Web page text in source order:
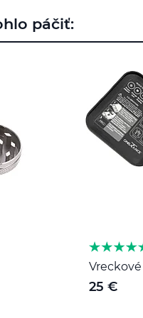
páčiť:
Vreckové
25 €